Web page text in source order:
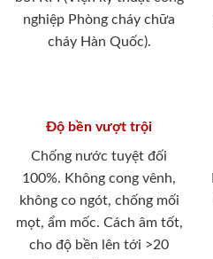
nghiệp Phòng cháy chữa
cháy Hàn Quốc).
Độ bền vượt trội
Chống nước tuyệt đối
100%. Không cong vênh,
không co ngót, chống mối
mọt, ẩm mốc. Cách âm tốt,
cho độ bền lên tới >20